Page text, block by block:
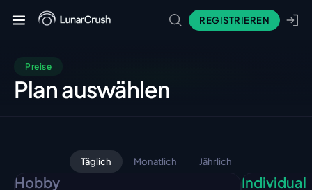
REGISTRIEREN
Preise
Plan auswählen
Täglich Monatlich Jährlich
Hobby Individual